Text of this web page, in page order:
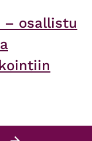
– osallistu